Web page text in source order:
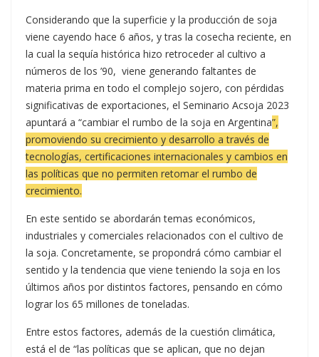
Considerando que la superficie y la producción de soja
viene cayendo hace 6 años, y tras la cosecha reciente, en
la cual la sequía histórica hizo retroceder al cultivo a
números de los ’90, viene generando faltantes de
materia prima en todo el complejo sojero, con pérdidas
significativas de exportaciones, el Seminario Acsoja 2023
apuntará a “cambiar el rumbo de la soja en Argentina”,
promoviendo su crecimiento y desarrollo a través de
tecnologías, certificaciones internacionales y cambios en
las políticas que no permiten retomar el rumbo de
crecimiento.
En este sentido se abordarán temas económicos,
industriales y comerciales relacionados con el cultivo de
la soja. Concretamente, se propondrá cómo cambiar el
sentido y la tendencia que viene teniendo la soja en los
últimos años por distintos factores, pensando en cómo
lograr los 65 millones de toneladas.
Entre estos factores, además de la cuestión climática,
está el de “las políticas que se aplican, que no dejan